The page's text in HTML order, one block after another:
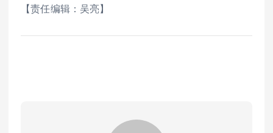
【责任编辑：吴亮】